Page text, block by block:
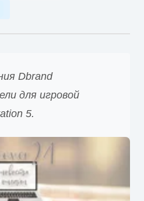
Dbrand
для игровой
5.